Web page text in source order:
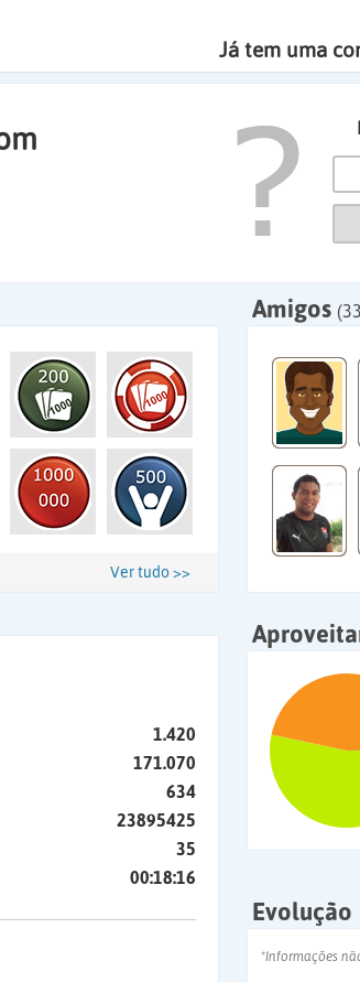
Já tem uma
Ver tudo >>
Amigos
1.420
171.070
634
23895425
35
00:18:16
Evolução
*Informações